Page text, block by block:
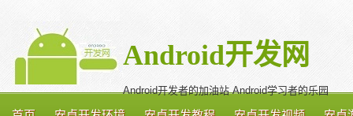
Android开发网
Android开发者的加油站 Android学习者的乐园